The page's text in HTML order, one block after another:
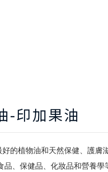
-印加果油
的植物油和天然保健、護膚
品、保健品、化妝品和營養學